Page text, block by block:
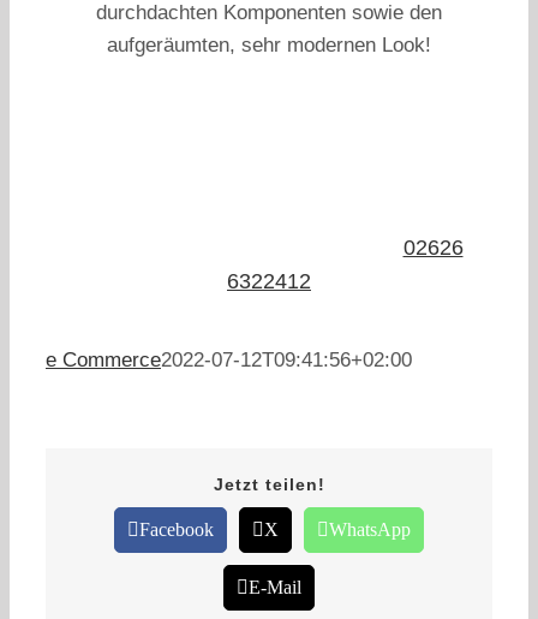
durchdachten Komponenten sowie den
aufgeräumten, sehr modernen Look!
02626
6322412
e Commerce2022-07-12T09:41:56+02:00
Jetzt teilen!
Facebook X WhatsApp
E-Mail